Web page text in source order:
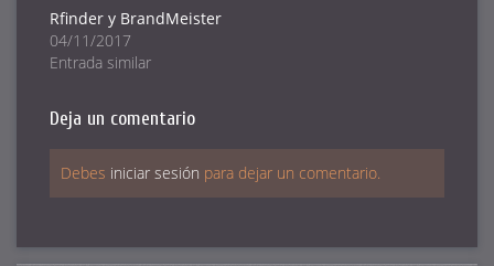
Rfinder y BrandMeister
04/11/2017
Entrada similar
Deja un comentario
Debes iniciar sesión para dejar un comentario.